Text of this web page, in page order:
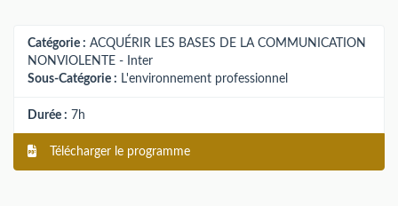
Catégorie : ACQUÉRIR LES BASES DE LA COMMUNICATION
NONVIOLENTE - Inter
Sous-Catégorie : L'environnement professionnel
Durée : 7h
Télécharger le programme